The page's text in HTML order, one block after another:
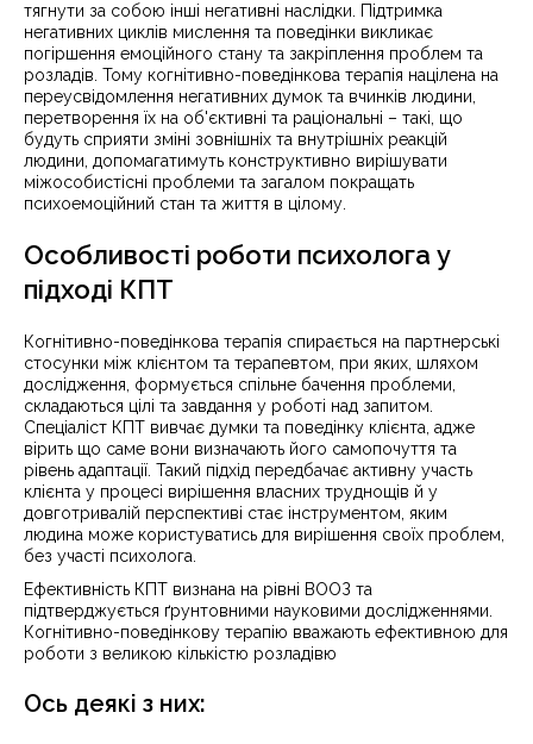
тягнути за собою інші негативні наслідки. Підтримка
негативних циклів мислення та поведінки викликає
погіршення емоційного стану та закріплення проблем та
розладів. Тому когнітивно-поведінкова терапія націлена на
переусвідомлення негативних думок та вчинків людини,
перетворення їх на об'єктивні та раціональні – такі, що
будуть сприяти зміні зовнішніх та внутрішніх реакцій
людини, допомагатимуть конструктивно вирішувати
міжособистісні проблеми та загалом покращать
психоемоційний стан та життя в цілому.
Особливості роботи психолога у
підході КПТ
Когнітивно-поведінкова терапія спирається на партнерські
стосунки між клієнтом та терапевтом, при яких, шляхом
дослідження, формується спільне бачення проблеми,
складаються цілі та завдання у роботі над запитом.
Спеціаліст КПТ вивчає думки та поведінку клієнта, адже
вірить що саме вони визначають його самопочуття та
рівень адаптації. Такий підхід передбачає активну участь
клієнта у процесі вирішення власних труднощів й у
довготривалій перспективі стає інструментом, яким
людина може користуватись для вирішення своїх проблем,
без участі психолога.
Ефективність КПТ визнана на рівні ВООЗ та
підтверджується ґрунтовними науковими дослідженнями.
Когнітивно-поведінкову терапію вважають ефективною для
роботи з великою кількістю розладівю
Ось деякі з них: